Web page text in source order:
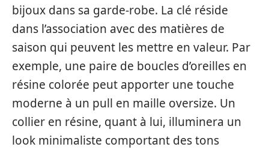
bijoux dans sa garde-robe. La clé réside
dans l’association avec des matières de
saison qui peuvent les mettre en valeur. Par
exemple, une paire de boucles d’oreilles en
résine colorée peut apporter une touche
moderne à un pull en maille oversize. Un
collier en résine, quant à lui, illuminera un
look minimaliste comportant des tons